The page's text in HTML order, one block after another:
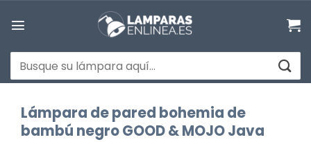
Buscar
por:
Lámpara de pared bohemia de
bambú negro GOOD & MOJO Java